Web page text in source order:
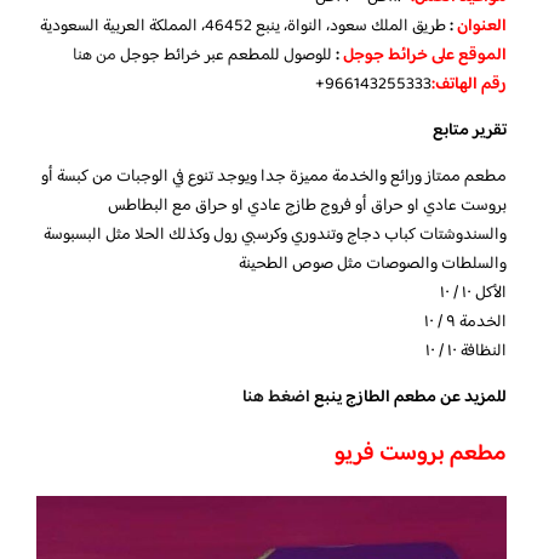
العنوان:طريق الملك سعود، النواة، ينبع 46452، المملكة العربية السعودية
الموقع على خرائط جوجل:للوصول للمطعم عبر خرائط جوجلمن هنا
رقم الهاتف:966143255333+
تقرير متابع
مطعم ممتاز ورائع والخدمة مميزة جدا ويوجد تنوع في الوجبات من كبسة أو
بروست عادي او حراق أو فروج طازج عادي او حراق مع البطاطس
والسندوشتات كباب دجاج وتندوري وكرسبي رول وكذلك الحلا مثل البسبوسة
والسلطات والصوصات مثل صوص الطحينة
الأكل ١٠ / ١٠
الخدمة ٩ / ١٠
النظافة ١٠ / ١٠
للمزيد عن مطعم الطازج ينبعاضغط هنا
مطعم بروست فريو